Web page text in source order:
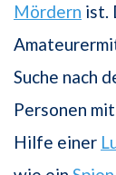
Mördern ist.
Suche nach
Personen
Hilfe einer